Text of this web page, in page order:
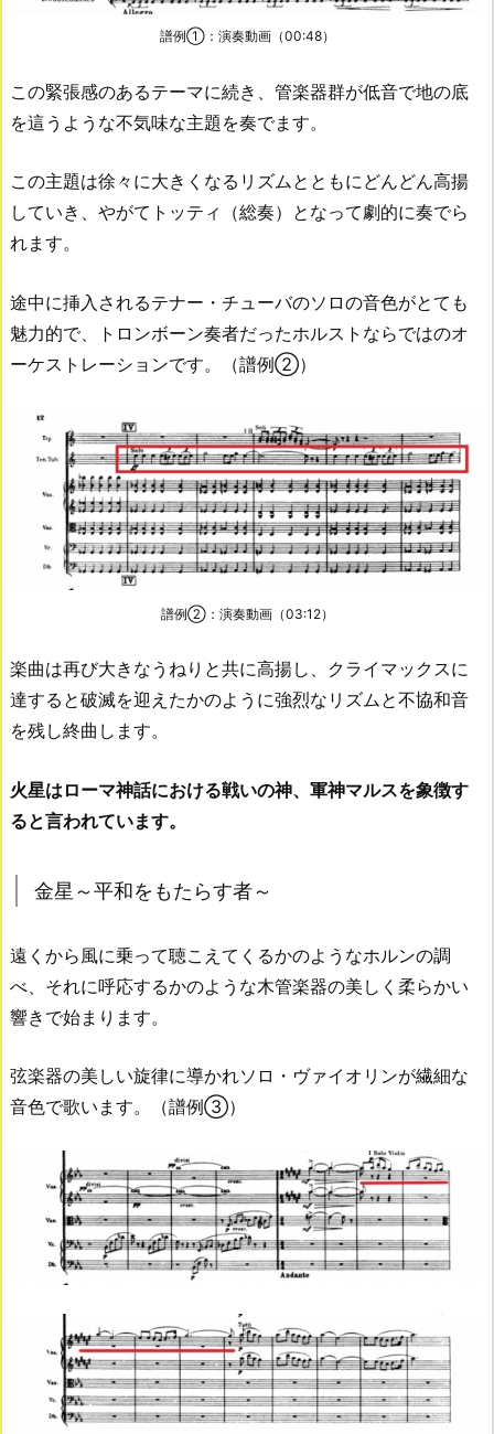
譜例①：演奏動画（00:48）
この緊張感のあるテーマに続き、管楽器群が低音で地の底
を這うような不気味な主題を奏でます。
この主題は徐々に大きくなるリズムとともにどんどん高揚
していき、やがてトッティ（総奏）となって劇的に奏でら
れます。
途中に挿入されるテナー・チューバのソロの音色がとても
魅力的で、トロンボーン奏者だったホルストならではのオ
ーケストレーションです。（譜例②）
譜例②：演奏動画（03:12）
楽曲は再び大きなうねりと共に高揚し、クライマックスに
達すると破滅を迎えたかのように強烈なリズムと不協和音
を残し終曲します。
火星はローマ神話における戦いの神、軍神マルスを象徴す
ると言われています。
金星～平和をもたらす者～
遠くから風に乗って聴こえてくるかのようなホルンの調
べ、それに呼応するかのような木管楽器の美しく柔らかい
響きで始まります。
弦楽器の美しい旋律に導かれソロ・ヴァイオリンが繊細な
音色で歌います。（譜例③）